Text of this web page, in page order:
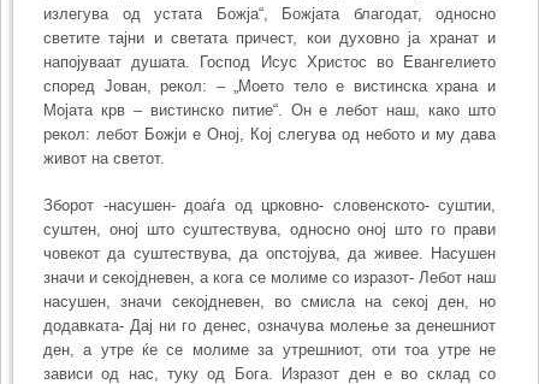
излегува од устата Божја“, Божјата благодат, односно
светите тајни и светата причест, кои духовно ја хранат и
напојуваат душата. Господ Исус Христос во Евангелието
според Јован, рекол: – „Моето тело е вистинска храна и
Мојата крв – вистинско питие“. Он е лебот наш, како што
рекол: лебот Божји е Оној, Кој слегува од небото и му дава
живот на светот.
Зборот -насушен- доаѓа од црковно- словенското- суштии,
суштен, оној што суштествува, односно оној што го прави
човекот да суштествува, да опстојува, да живее. Насушен
значи и секојдневен, а кога се молиме со изразот- Лебот наш
насушен, значи секојдневен, во смисла на секој ден, но
додавката- Дај ни го денес, означува молење за денешниот
ден, а утре ќе се молиме за утрешниот, оти тоа утре не
зависи од нас, туку од Бога. Изразот ден е во склад со